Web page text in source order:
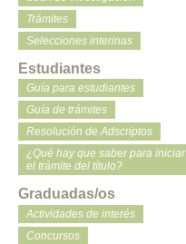
Trámites
Selecciones interinas
Estudiantes
Guía para estudiantes
Guía de trámites
Resolución de Adscriptos
¿Qué hay que saber para iniciar
el trámite del título?
Graduadas/os
Actividades de interés
Concursos